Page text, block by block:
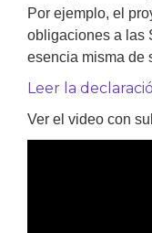
Por ejemplo, el
obligaciones a las
esencia misma de
Leer la
Ver el video con